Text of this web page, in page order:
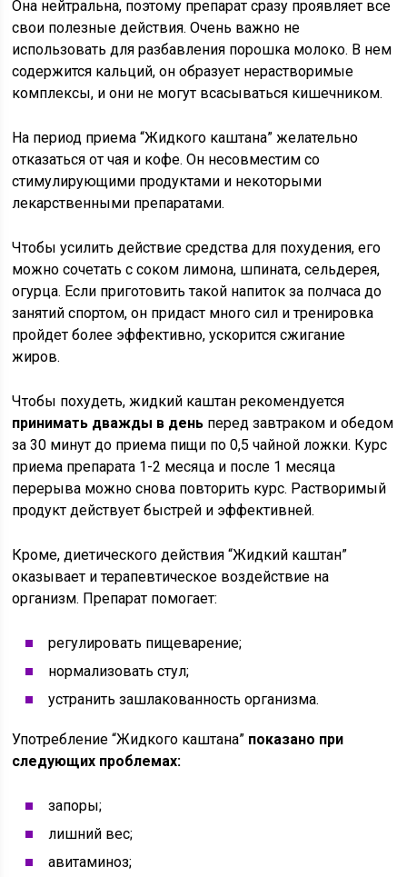
Она нейтральна, поэтому препарат сразу проявляет все
свои полезные действия. Очень важно не
использовать для разбавления порошка молоко. В нем
содержится кальций, он образует нерастворимые
комплексы, и они не могут всасываться кишечником.
На период приема “Жидкого каштана” желательно
отказаться от чая и кофе. Он несовместим со
стимулирующими продуктами и некоторыми
лекарственными препаратами.
Чтобы усилить действие средства для похудения, его
можно сочетать с соком лимона, шпината, сельдерея,
огурца. Если приготовить такой напиток за полчаса до
занятий спортом, он придаст много сил и тренировка
пройдет более эффективно, ускорится сжигание
жиров.
Чтобы похудеть, жидкий каштан рекомендуется
принимать дважды в день перед завтраком и обедом
за 30 минут до приема пищи по 0,5 чайной ложки. Курс
приема препарата 1-2 месяца и после 1 месяца
перерыва можно снова повторить курс. Растворимый
продукт действует быстрей и эффективней.
Кроме, диетического действия “Жидкий каштан”
оказывает и терапевтическое воздействие на
организм. Препарат помогает:
регулировать пищеварение;
нормализовать стул;
устранить зашлакованность организма.
Употребление “Жидкого каштана” показано при
следующих проблемах:
запоры;
лишний вес;
авитаминоз;